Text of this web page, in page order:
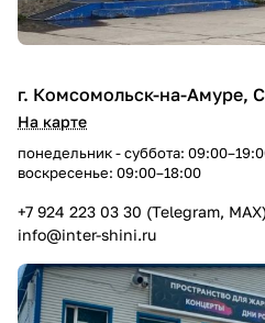
г. Комсомольск-на-Амуре,
На карте
понедельник - суббота:
воскресенье: 09:00–18:00
+7 924 223 03 30 (Telegram, MAX)
info@inter-shini.ru